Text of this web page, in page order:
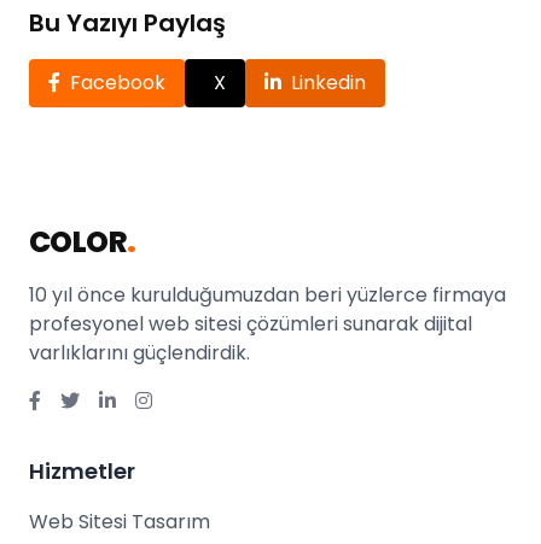
Bu Yazıyı Paylaş
Facebook X Linkedin
COLOR.
10 yıl önce kurulduğumuzdan beri yüzlerce firmaya
profesyonel web sitesi çözümleri sunarak dijital
varlıklarını güçlendirdik.
Hizmetler
Web Sitesi Tasarım